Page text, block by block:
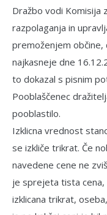
Dražbo vodi Komisija
razpolaganja in
premoženjem občine,
najkasneje dne
to dokazal s pisnim
Pooblaščenec
pooblastilo.
Izklicna vrednost
se izkliče trikrat. Če
na­vedene cene ne
je sprejeta tista cena,
izklicana trikrat,